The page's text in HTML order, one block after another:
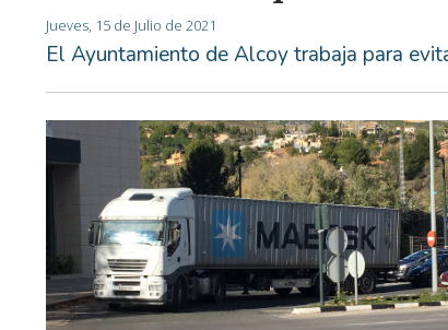
Jueves, 15 de Julio de 2021
El Ayuntamiento de Alcoy trabaja para